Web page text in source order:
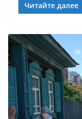
Читайте далее